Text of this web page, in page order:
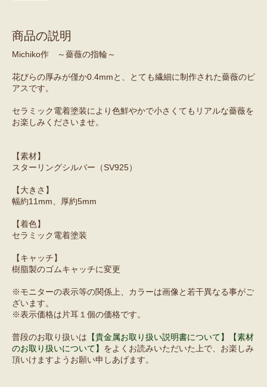
商品の説明
Michiko作 ～薔薇の指輪～
花びらの厚みが僅か0.4mmと、とても繊細に制作された薔薇のピ
アスです。
セラミック電着塗装により色鮮やかで小さくてもリアルな薔薇を
お楽しみくださいませ。
【素材】
スターリングシルバー（SV925）
【大きさ】
幅約11mm、厚約5mm
【着色】
セラミック電着塗装
【キャッチ】
樹脂製のゴムキャッチに変更
※モニターの表示等の関係上、カラーは画像と若干異なる事がご
ざいます。
※表示価格は片耳１個の価格です。
普段のお取り扱いは 【貴金属お取り扱い説明書について】
【素材
のお取り扱いについて】 をよくお読みいただいた上で、お楽しみ
頂いけますようお願い申しあげます。